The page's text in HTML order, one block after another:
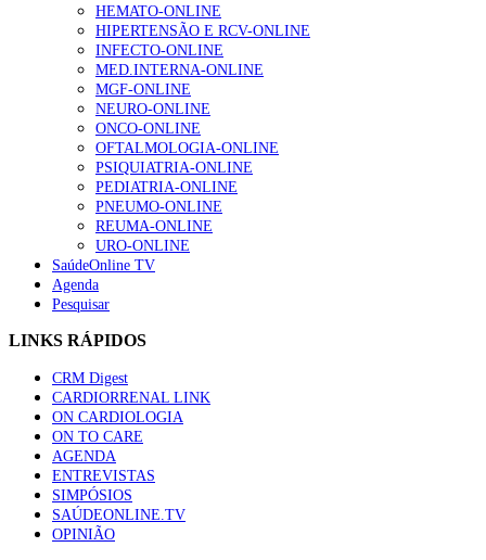
1.º Episódio do Podcast “Frequência Cardio – Sintoniza-
te na Insuficiência Cardíaca” da Bayer
169 visualizações
Alguns milhares de utentes podem ficar sem médico de
família com nova regras do registo, alerta associação
132 visualizações
“Os programas de rastreio do cancro do pulmão são
custo-efetivos e representam um investimento
sustentável para os sistemas de saúde”
93 visualizações
Quase quatro em cada dez doentes com enfarte
apresentavam níveis elevados de Lp(a), revela estudo
87 visualizações
Trodelvy aprovado para primeira linha no cancro da
mama triplo negativo metastático em doentes não
elegíveis para inibidores PD-(L)1
61 visualizações
HEMATO-ONLINE
HIPERTENSÃO E RCV-ONLINE
INFECTO-ONLINE
MED.INTERNA-ONLINE
MGF-ONLINE
NEURO-ONLINE
ONCO-ONLINE
OFTALMOLOGIA-ONLINE
PSIQUIATRIA-ONLINE
PEDIATRIA-ONLINE
PNEUMO-ONLINE
REUMA-ONLINE
URO-ONLINE
SaúdeOnline TV
Agenda
Pesquisar
LINKS RÁPIDOS
CRM Digest
CARDIORRENAL LINK
ON CARDIOLOGIA
ON TO CARE
AGENDA
ENTREVISTAS
SIMPÓSIOS
SAÚDEONLINE.TV
OPINIÃO